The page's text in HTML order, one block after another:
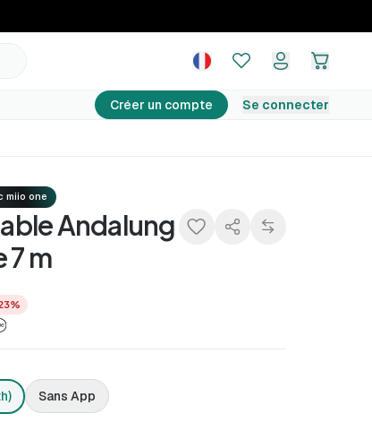
Créer un compte Se connecter
Ajouter au panier
miio one
Andalung
7 m
Sans App